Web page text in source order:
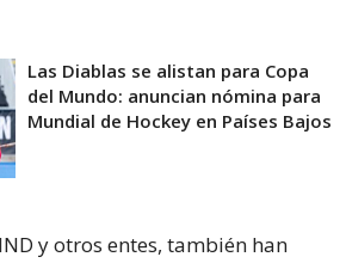
Las Diablas se alistan para Copa
del Mundo: anuncian nómina para
Mundial de Hockey en Países Bajos
y otros entes, también han